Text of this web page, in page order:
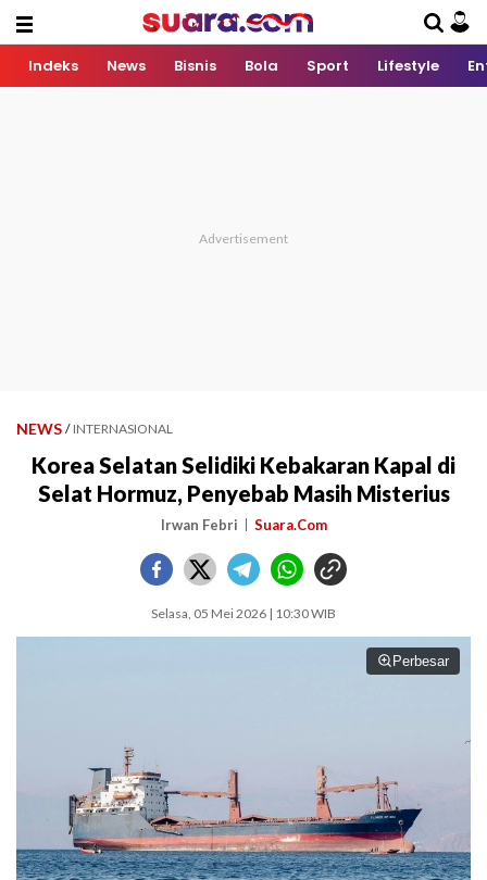
Indeks News Bisnis Bola Sport Lifestyle
NEWS / INTERNASIONAL
Korea Selatan Selidiki Kebakaran Kapal di
Selat Hormuz, Penyebab Masih Misterius
Irwan Febri Suara.Com
Selasa, 05 Mei 2026 | 10:30 WIB
Perbesar